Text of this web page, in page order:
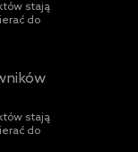
stają
do
stają
do